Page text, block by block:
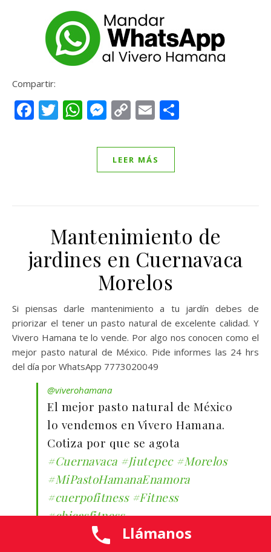
Compartir:
Facebook
Twitter
WhatsApp
Messenger
CopyEmail
LEER MÁS
Mantenimiento de
jardines en Cuernavaca
Morelos
Si piensas darle mantenimiento a tu jardín debes de
priorizar el tener un pasto natural de excelente calidad. Y
Vivero Hamana te lo vende. Por algo nos conocen como el
mejor pasto natural de México. Pide informes las 24 hrs
del día por WhatsApp 7773020049
@viverohamana
El mejor pasto natural de México
lo vendemos en Vivero Hamana.
Cotiza por que se agota
#Cuernavaca #Jiutepec #Morelos
#MiPastoHamanaEnamora
#cuerpofitness #Fitness
#chicasfitness
#MantenimientoJardines
Llámanos